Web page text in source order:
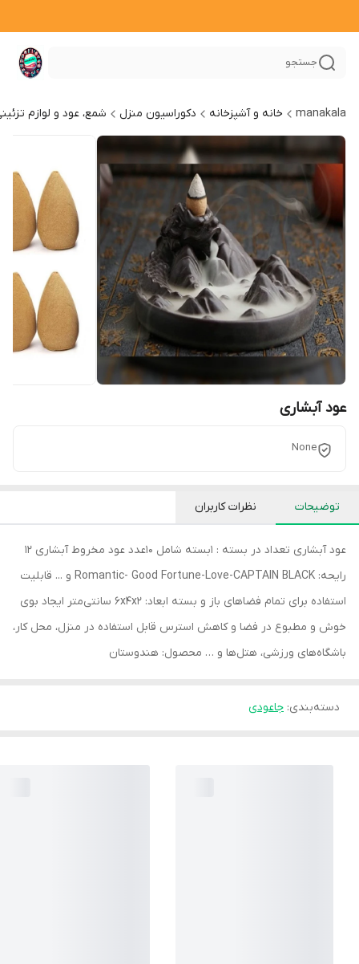
جستجو
manakala خانه و آشپزخانه دکوراسیون منزل شمع، عود و لوازم
عود آبشاری
None
توضیحات نظرات کاربران
عود آبشاری تعداد در بسته : 1بسته شامل 10عدد عود مخروط آبشاری 12
رایحه: Romantic- Good Fortune-Love-CAPTAIN BLACK و ... قابلیت
استفاده برای تمام فضاهای باز و بسته ابعاد: 6x4x2 سانتی‌متر ایجاد بوی
خوش و مطبوع در فضا و کاهش استرس قابل استفاده در منزل، محل کار،
باشگاه‌های ورزشی، هتل‌ها و … محصول: هندوستان
دسته‌بندی: جاعودی